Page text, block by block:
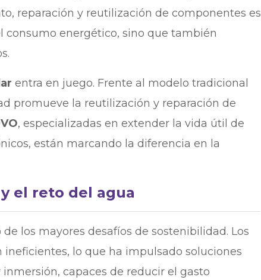
reparación y reutilización de componentes es
consumo energético, sino que también
entra en juego. Frente al modelo tradicional
promueve la reutilización y reparación de
, especializadas en extender la vida útil de
están marcando la diferencia en la
el reto del agua
los mayores desafíos de sostenibilidad. Los
lo que ha impulsado soluciones
capaces de reducir el gasto